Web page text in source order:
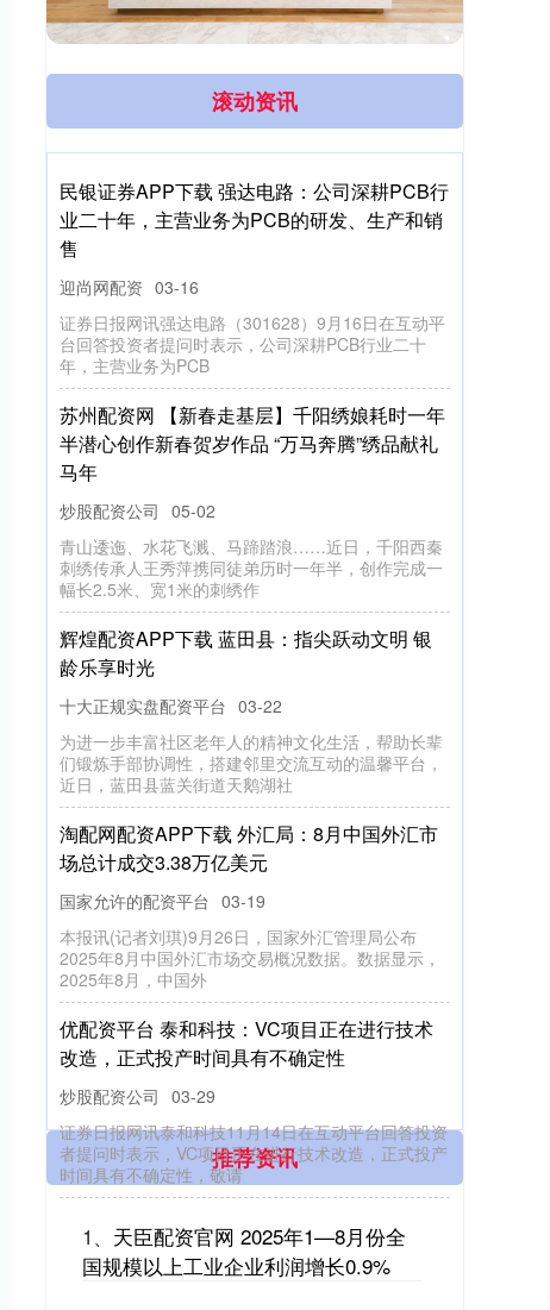
滚动资讯
民银证券APP下载 强达电路：公司深耕PCB行
业二十年，主营业务为PCB的研发、生产和销
售
迎尚网配资 03-16
证券日报网讯强达电路（301628）9月16日在互动平
台回答投资者提问时表示，公司深耕PCB行业二十
年，主营业务为PCB
苏州配资网 【新春走基层】千阳绣娘耗时一年
半潜心创作新春贺岁作品 “万马奔腾”绣品献礼
马年
炒股配资公司 05-02
青山逶迤、水花飞溅、马蹄踏浪……近日，千阳西秦
刺绣传承人王秀萍携同徒弟历时一年半，创作完成一
幅长2.5米、宽1米的刺绣作
辉煌配资APP下载 蓝田县：指尖跃动文明 银
龄乐享时光
十大正规实盘配资平台 03-22
为进一步丰富社区老年人的精神文化生活，帮助长辈
们锻炼手部协调性，搭建邻里交流互动的温馨平台，
近日，蓝田县蓝关街道天鹅湖社
淘配网配资APP下载 外汇局：8月中国外汇市
场总计成交3.38万亿美元
国家允许的配资平台 03-19
本报讯(记者刘琪)9月26日，国家外汇管理局公布
2025年8月中国外汇市场交易概况数据。数据显示，
2025年8月，中国外
优配资平台 泰和科技：VC项目正在进行技术
改造，正式投产时间具有不确定性
炒股配资公司 03-29
证券日报网讯泰和科技11月14日在互动平台回答投资
者提问时表示，VC项目正在进行技术改造，正式投产
时间具有不确定性，敬请
推荐资讯
1、 天臣配资官网 2025年1—8月份全
国规模以上工业企业利润增长0.9%